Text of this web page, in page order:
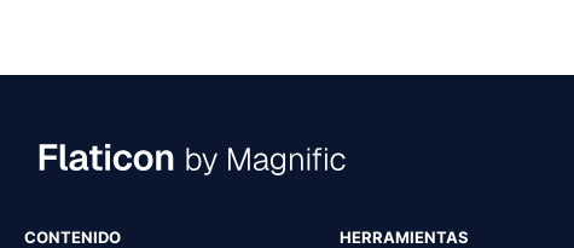
CONTENIDO HERRAMIENTAS